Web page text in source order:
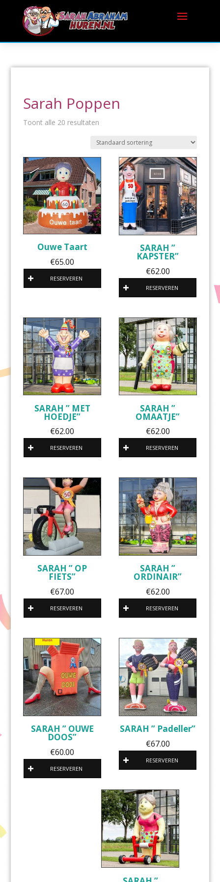
Sarah Poppen
Toont alle 20 resultaten
Ouwe Taart
€65.00
RESERVEREN
SARAH ”
KAPSTER”
€62.00
RESERVEREN
SARAH ” MET
HOEDJE”
€62.00
RESERVEREN
SARAH ”
OMAATJE”
€62.00
RESERVEREN
SARAH ” OP
FIETS”
€67.00
RESERVEREN
SARAH ”
ORDINAIR”
€62.00
RESERVEREN
SARAH ” OUWE
DOOS”
€60.00
RESERVEREN
SARAH ” Padeller”
€67.00
RESERVEREN